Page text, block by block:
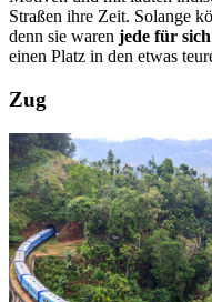
Straßen ihre Zeit. Solange
denn sie waren jede für
einen Platz in den etwas
Zug